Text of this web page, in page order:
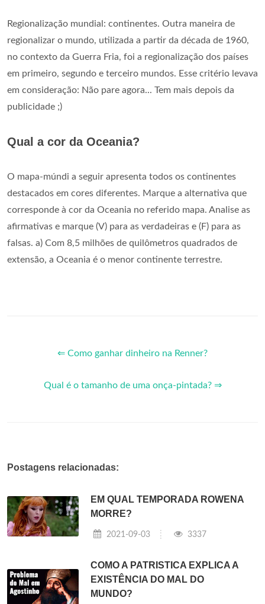
Regionalização mundial: continentes. Outra maneira de
regionalizar o mundo, utilizada a partir da década de 1960,
no contexto da Guerra Fria, foi a regionalização dos países
em primeiro, segundo e terceiro mundos. Esse critério levava
em consideração: Não pare agora... Tem mais depois da
publicidade ;)
Qual a cor da Oceania?
O mapa-múndi a seguir apresenta todos os continentes
destacados em cores diferentes. Marque a alternativa que
corresponde à cor da Oceania no referido mapa. Analise as
afirmativas e marque (V) para as verdadeiras e (F) para as
falsas. a) Com 8,5 milhões de quilômetros quadrados de
extensão, a Oceania é o menor continente terrestre.
⇐ Como ganhar dinheiro na Renner?
Qual é o tamanho de uma onça-pintada? ⇒
Postagens relacionadas:
EM QUAL TEMPORADA ROWENA
MORRE?
2021-09-03 3337
COMO A PATRISTICA EXPLICA A
EXISTÊNCIA DO MAL DO
MUNDO?